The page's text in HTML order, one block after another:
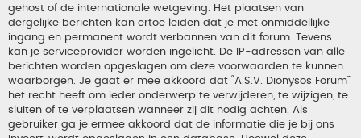
gehost of de internationale wetgeving. Het plaatsen van
dergelijke berichten kan ertoe leiden dat je met onmiddellijke
ingang en permanent wordt verbannen van dit forum. Tevens
kan je serviceprovider worden ingelicht. De IP-adressen van alle
berichten worden opgeslagen om deze voorwaarden te kunnen
waarborgen. Je gaat er mee akkoord dat “A.S.V. Dionysos Forum”
het recht heeft om ieder onderwerp te verwijderen, te wijzigen, te
sluiten of te verplaatsen wanneer zij dit nodig achten. Als
gebruiker ga je ermee akkoord dat de informatie die je bij ons